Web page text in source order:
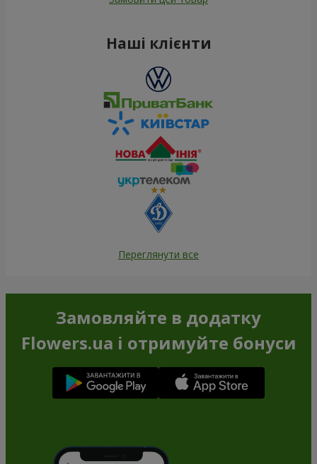
Наші клієнти
Переглянути все
Замовляйте в додатку
Flowers.ua і отримуйте бонуси